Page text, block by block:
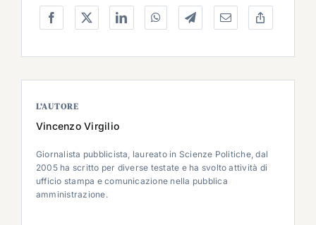
L’AUTORE
Vincenzo Virgilio
Giornalista pubblicista, laureato in Scienze Politiche, dal
2005 ha scritto per diverse testate e ha svolto attività di
ufficio stampa e comunicazione nella pubblica
amministrazione.